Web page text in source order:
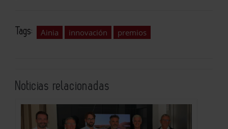
Tags: Ainia innovación premios
Noticias relacionadas